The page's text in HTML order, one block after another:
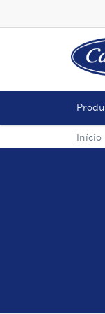
Início